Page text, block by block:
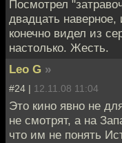
Посмотрел
двадцать
конечно видел из
настолько. Жесть.
Leo G »
#24 | 12.11.08 11:04
Это кино явно не
не смотрят, а на
что им не понять